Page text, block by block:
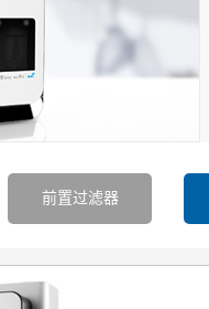
前置过滤器